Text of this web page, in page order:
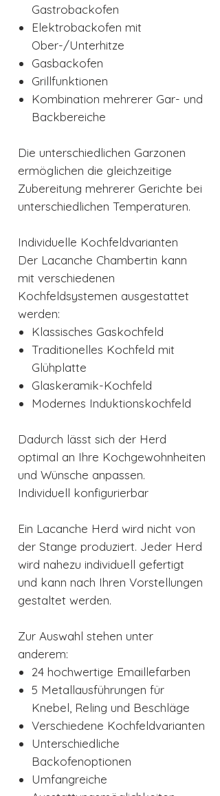
Gastrobackofen
Elektrobackofen mit
Ober-/Unterhitze
Gasbackofen
Grillfunktionen
Kombination mehrerer Gar- und
Backbereiche
Die unterschiedlichen Garzonen
ermöglichen die gleichzeitige
Zubereitung mehrerer Gerichte bei
unterschiedlichen Temperaturen.
Individuelle Kochfeldvarianten
Der Lacanche Chambertin kann
mit verschiedenen
Kochfeldsystemen ausgestattet
werden:
Klassisches Gaskochfeld
Traditionelles Kochfeld mit
Glühplatte
Glaskeramik-Kochfeld
Modernes Induktionskochfeld
Dadurch lässt sich der Herd
optimal an Ihre Kochgewohnheiten
und Wünsche anpassen.
Individuell konfigurierbar
Ein Lacanche Herd wird nicht von
der Stange produziert. Jeder Herd
wird nahezu individuell gefertigt
und kann nach Ihren Vorstellungen
gestaltet werden.
Zur Auswahl stehen unter
anderem:
24 hochwertige Emaillefarben
5 Metallausführungen für
Knebel, Reling und Beschläge
Verschiedene Kochfeldvarianten
Unterschiedliche
Backofenoptionen
Umfangreiche